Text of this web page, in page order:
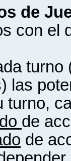
de
con el
turno
las
turno,
de
de